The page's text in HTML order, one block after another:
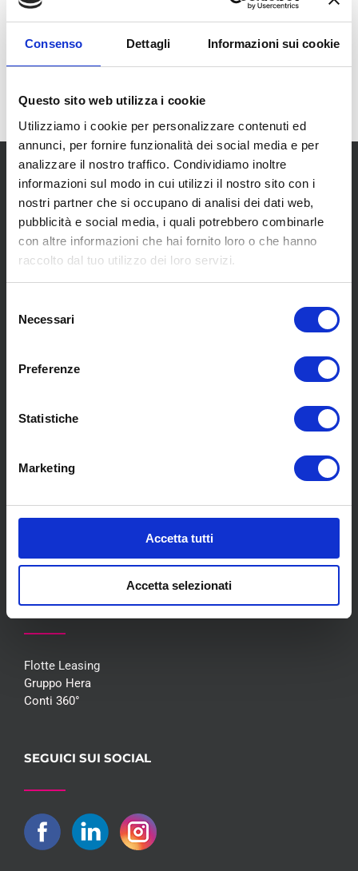
Consenso Dettagli Informazioni sui cookie
Questo sito web utilizza i cookie
Utilizziamo i cookie per personalizzare contenuti ed
annunci, per fornire funzionalità dei social media e per
analizzare il nostro traffico. Condividiamo inoltre
informazioni sul modo in cui utilizzi il nostro sito con i
nostri partner che si occupano di analisi dei dati web,
pubblicità e social media, i quali potrebbero combinarle
con altre informazioni che hai fornito loro o che hanno
raccolto dal tuo utilizzo dei loro servizi.
delNecessari
Preferenze
Statistiche
Marketing
Accetta tutti
Accetta selezionati
SCOPRI I NOSTRI CENTRI
MENU
Meccanica
Convenzioni
Whisteblowing D.Lgs 24/2023
COLLABORAZIONI
Flotte Leasing
Gruppo Hera
Conti 360°
SEGUICI SUI SOCIAL